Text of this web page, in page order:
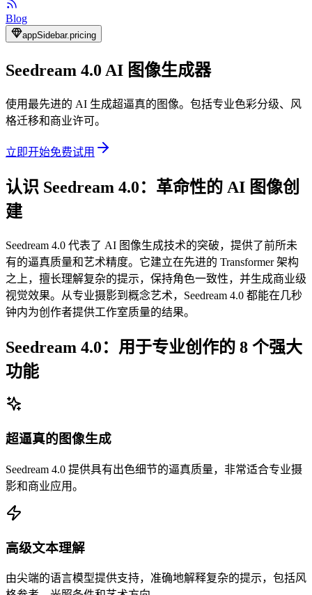
Blog
appSidebar.pricing
Seedream 4.0 AI 图像生成器
使用最先进的 AI 生成超逼真的图像。包括专业色彩分级、风
格迁移和商业许可。
立即开始免费试用
认识 Seedream 4.0：革命性的 AI 图像创
建
Seedream 4.0 代表了 AI 图像生成技术的突破，提供了前所未
有的逼真质量和艺术精度。它建立在先进的 Transformer 架构
之上，擅长理解复杂的提示，保持角色一致性，并生成商业级
视觉效果。从专业摄影到概念艺术，Seedream 4.0 都能在几秒
钟内为创作者提供工作室质量的结果。
Seedream 4.0：用于专业创作的 8 个强大
功能
超逼真的图像生成
Seedream 4.0 提供具有出色细节的逼真质量，非常适合专业摄
影和商业应用。
高级文本理解
由尖端的语言模型提供支持，准确地解释复杂的提示，包括风